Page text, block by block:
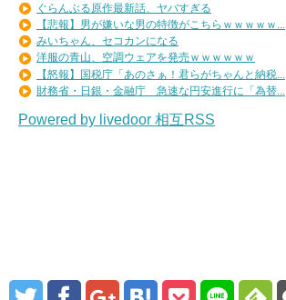
ぐらんぶる原作最新話、ヤバすぎる
【悲報】男が嫌いな男の特徴がこちらｗｗｗｗｗ...
みいちゃん、セコカンになる
洋服の青山、空調ウェアを発売ｗｗｗｗｗｗ
【怒報】国税庁「あのさぁ！君らがちゃんと納税...
財務省・日銀・金融庁 急速な円安進行に「為替...
Powered by livedoor 相互RSS